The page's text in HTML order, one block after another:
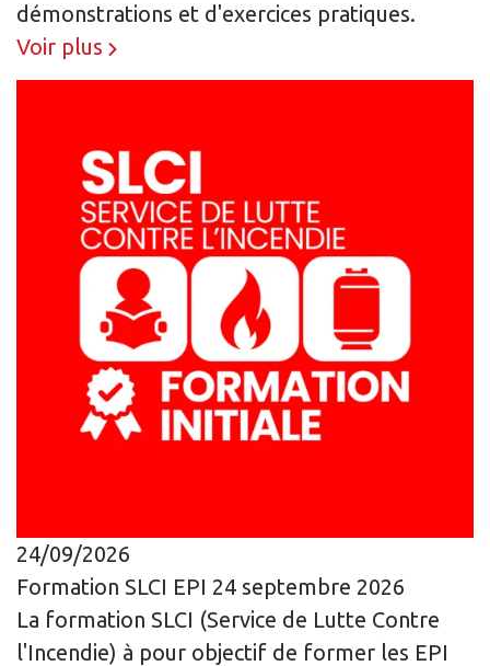
démonstrations et d'exercices pratiques.
Voir plus
24/09/2026
Formation SLCI EPI 24 septembre 2026
La formation SLCI (Service de Lutte Contre
l'Incendie) à pour objectif de former les EPI